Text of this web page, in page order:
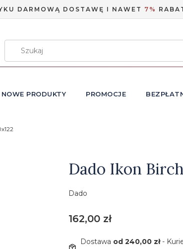
DARMOWĄ DOSTAWĘ I NAWET 7%
NOWE PRODUKTY PROMOCJE
Dado Ikon
Dado
Cena
162,00 zł
Dostawa od 240,00 zł-